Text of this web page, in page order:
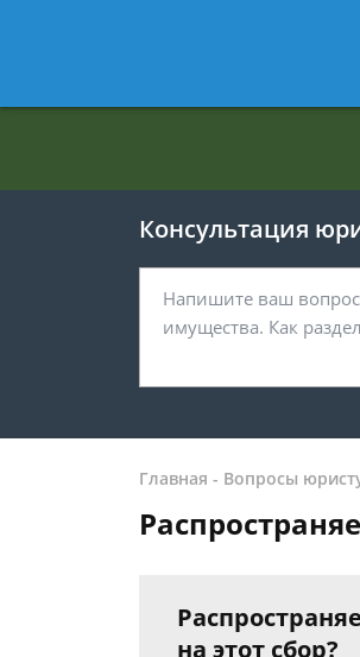
Консультация
Главная - Вопросы
на этот сбор?